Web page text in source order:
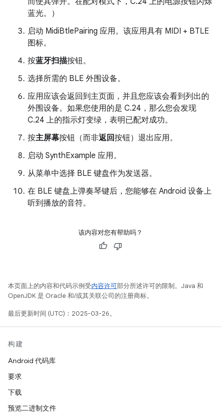
蓝光。）
启动 MidiBtlePairing 应用。该应用具有 MIDI + BTLE
图标。
按蓝牙扫描按钮。
选择所需的 BLE 外围设备。
应用应该会返回到主页面，并且您应该会看到列出的
外围设备。如果您使用的是 C.24，那么您会发现
C.24 上的指示灯变绿，表明已配对成功。
按主屏幕按钮（而非返回按钮）退出应用。
启动 SynthExample 应用。
从菜单中选择 BLE 键盘作为发送器。
在 BLE 键盘上弹奏琴键后，您能够在 Android 设备上
听到播放的音符。
该内容对您有帮助吗？
本页面上的内容和代码示例受内容许可部分所述许可的限制。Java 和
OpenJDK 是 Oracle 和/或其关联公司的注册商标。
最后更新时间 (UTC)：2025-03-26。
构建
Android 代码库
要求
下载
预览二进制文件